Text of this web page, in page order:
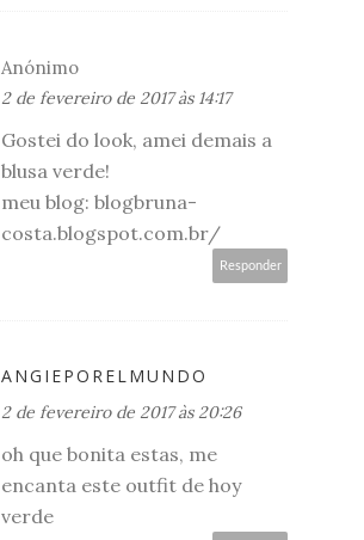
Anónimo
2 de fevereiro de 2017 às 14:17
Gostei do look, amei demais a
blusa verde!
meu blog: blogbruna-
costa.blogspot.com.br/
Responder
ANGIEPORELMUNDO
2 de fevereiro de 2017 às 20:26
oh que bonita estas, me
encanta este outfit de hoy
verde